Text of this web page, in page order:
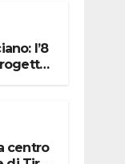
l’8
centro